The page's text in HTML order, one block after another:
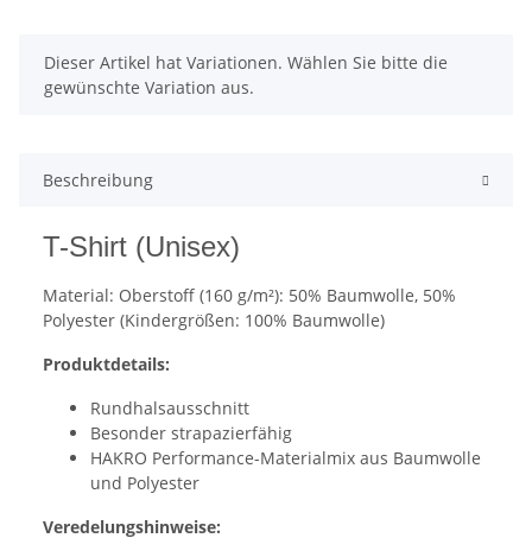
x
Dieser Artikel hat Variationen. Wählen Sie bitte die
gewünschte Variation aus.
Beschreibung
T-Shirt (Unisex)
Material: Oberstoff (160 g/m²): 50% Baumwolle, 50%
Polyester (Kindergrößen: 100% Baumwolle)
Produktdetails:
Rundhalsausschnitt
Besonder strapazierfähig
HAKRO Performance-Materialmix aus Baumwolle
und Polyester
Veredelungshinweise: